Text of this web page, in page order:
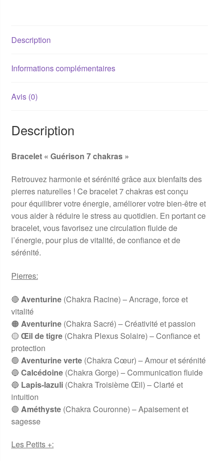
Description
Informations complémentaires
Avis (0)
Description
Bracelet « Guérison 7 chakras »
Retrouvez harmonie et sérénité grâce aux bienfaits des
pierres naturelles ! Ce bracelet 7 chakras est conçu
pour équilibrer votre énergie, améliorer votre bien-être et
vous aider à réduire le stress au quotidien. En portant ce
bracelet, vous favorisez une circulation fluide de
l’énergie, pour plus de vitalité, de confiance et de
sérénité.
Pierres:
🔴 Aventurine(Chakra Racine) – Ancrage, force et
vitalité
🟠 Aventurine(Chakra Sacré) – Créativité et passion
🟡 Œil de tigre(Chakra Plexus Solaire) – Confiance et
protection
🟢 Aventurine verte(Chakra Cœur) – Amour et sérénité
🔵 Calcédoine(Chakra Gorge) – Communication fluide
🔵 Lapis-lazuli(Chakra Troisième Œil) – Clarté et
intuition
🟣 Améthyste(Chakra Couronne) – Apaisement et
sagesse
Les Petits +: